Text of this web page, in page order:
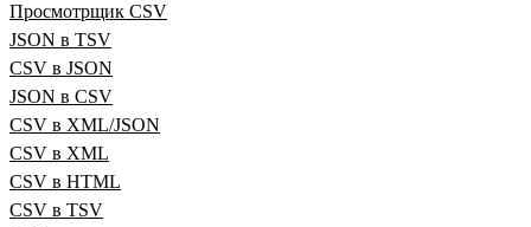
Просмотрщик CSV
JSON в TSV
CSV в JSON
JSON в CSV
CSV в XML/JSON
CSV в XML
CSV в HTML
CSV в TSV